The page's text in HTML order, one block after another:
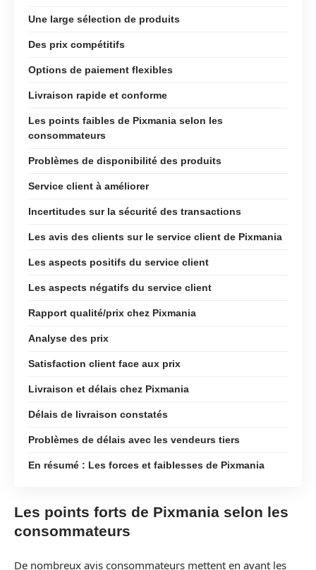
Une large sélection de produits
Des prix compétitifs
Options de paiement flexibles
Livraison rapide et conforme
Les points faibles de Pixmania selon les
consommateurs
Problèmes de disponibilité des produits
Service client à améliorer
Incertitudes sur la sécurité des transactions
Les avis des clients sur le service client de Pixmania
Les aspects positifs du service client
Les aspects négatifs du service client
Rapport qualité/prix chez Pixmania
Analyse des prix
Satisfaction client face aux prix
Livraison et délais chez Pixmania
Délais de livraison constatés
Problèmes de délais avec les vendeurs tiers
En résumé : Les forces et faiblesses de Pixmania
Les points forts de Pixmania selon les
consommateurs
De nombreux avis consommateurs mettent en avant les